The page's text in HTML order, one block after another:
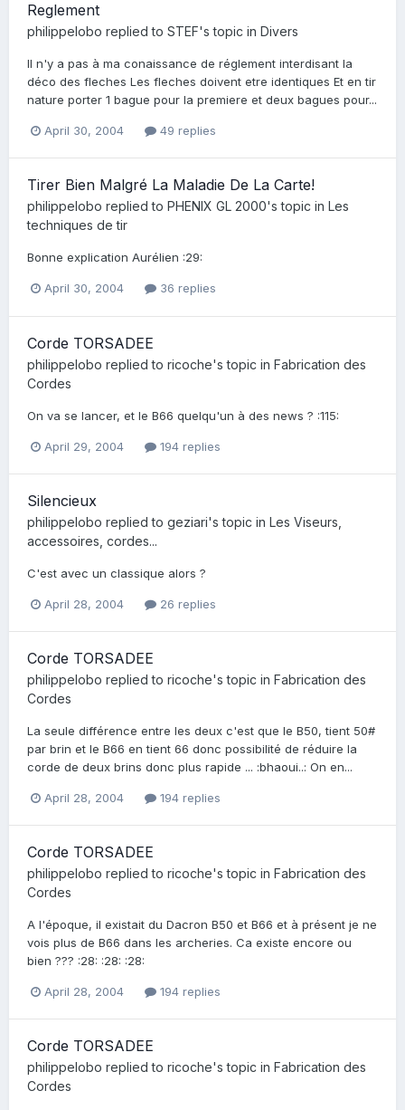
Reglement
philippelobo replied to STEF's topic in Divers
Il n'y a pas à ma conaissance de réglement interdisant la
déco des fleches Les fleches doivent etre identiques Et en tir
nature porter 1 bague pour la premiere et deux bagues pour...
April 30, 2004 49 replies
Tirer Bien Malgré La Maladie De La Carte!
philippelobo replied to PHENIX GL 2000's topic in Les
techniques de tir
Bonne explication Aurélien :29:
April 30, 2004 36 replies
Corde TORSADEE
philippelobo replied to ricoche's topic in Fabrication des
Cordes
On va se lancer, et le B66 quelqu'un à des news ? :115:
April 29, 2004 194 replies
Silencieux
philippelobo replied to geziari's topic in Les Viseurs,
accessoires, cordes...
C'est avec un classique alors ?
April 28, 2004 26 replies
Corde TORSADEE
philippelobo replied to ricoche's topic in Fabrication des
Cordes
La seule différence entre les deux c'est que le B50, tient 50#
par brin et le B66 en tient 66 donc possibilité de réduire la
corde de deux brins donc plus rapide ... :bhaoui..: On en...
April 28, 2004 194 replies
Corde TORSADEE
philippelobo replied to ricoche's topic in Fabrication des
Cordes
A l'époque, il existait du Dacron B50 et B66 et à présent je ne
vois plus de B66 dans les archeries. Ca existe encore ou
bien ??? :28: :28: :28:
April 28, 2004 194 replies
Corde TORSADEE
philippelobo replied to ricoche's topic in Fabrication des
Cordes